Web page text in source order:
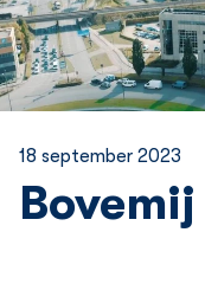
18 september 2023